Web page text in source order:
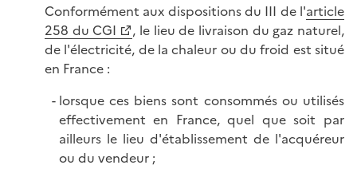
Conformément aux dispositions du III de l'article
258 du CGI
, le lieu de livraison du gaz naturel,
de l'électricité, de la chaleur ou du froid est situé
en France :
lorsque ces biens sont consommés ou utilisés
effectivement en France, quel que soit par
ailleurs le lieu d'établissement de l'acquéreur
ou du vendeur ;